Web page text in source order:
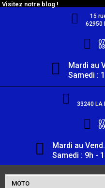
Visitez notre blog !
15
62950
Mardi au
Samedi :
33240 LA
Mardi au
Samedi : 9h -
MOTO